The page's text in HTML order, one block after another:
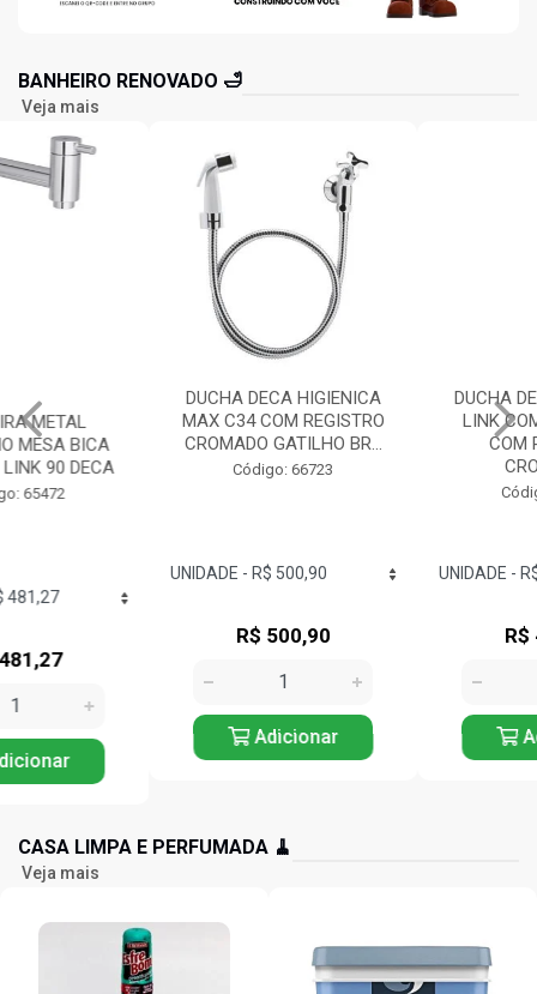
BANHEIRO RENOVADO 🛁
Veja mais
DUCHA DECA HIGIENICA
MAX C34 COM REGISTRO
CROMADO GATILHO BR...
Código: 66723
Adicionar
DUCHA DECA HIGIENICA
LINK COM DERIVAÇÃO
COM REGISTRO
Adicionar
CASA LIMPA E PERFUMADA 🧹
Veja mais